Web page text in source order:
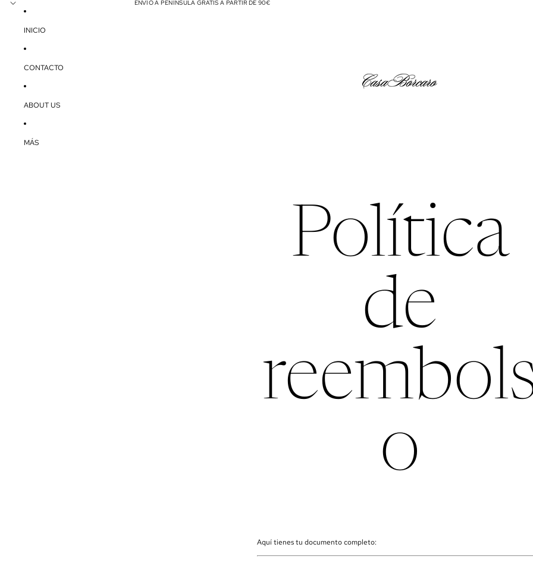
ENVÍO A PENÍNSULA GRATIS A PARTIR DE 90€
INICIO
CONTACTO
ABOUT US
MÁS
Política
de
o
Aquí tienes tu documento completo: